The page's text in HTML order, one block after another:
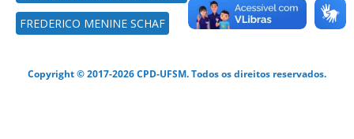
FREDERICO MENINE SCHAF
Copyright © 2017-2026 CPD-UFSM. Todos os direitos reservados.